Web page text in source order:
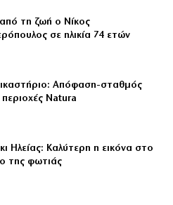
τη ζωή ο Νίκος
σε ηλικία 74 ετών
Απόφαση-σταθμός
περιοχές Natura
Ηλείας: Καλύτερη η εικόνα στο
της φωτιάς